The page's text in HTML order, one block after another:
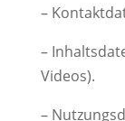
–
–
Videos).
–